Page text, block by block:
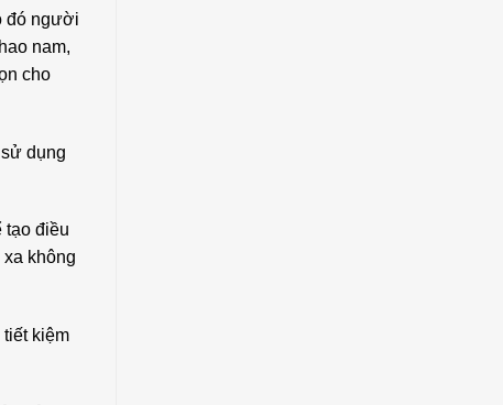
đó người
nam,
cho
dụng
tạo điều
không
kiệm